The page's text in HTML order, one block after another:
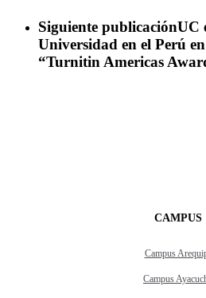
Siguiente publicaciónUC
Universidad en el Perú
“Turnitin Americas
CAMPUS
Campus
Campus